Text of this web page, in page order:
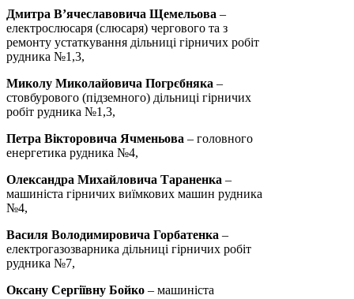
Дмитра В’ячеславовича Щемельова –
електрослюсаря (слюсаря) чергового та з
ремонту устаткування дільниці гірничих робіт
рудника №1,3,
Миколу Миколайовича Погрєбняка –
стовбурового (підземного) дільниці гірничих
робіт рудника №1,3,
Петра Вікторовича Ячменьова – головного
енергетика рудника №4,
Олександра Михайловича Тараненка –
машиніста гірничих виїмкових машин рудника
№4,
Василя Володимировича Горбатенка –
електрогазозварника дільниці гірничих робіт
рудника №7,
Оксану Сергіївну Бойко – машиніста